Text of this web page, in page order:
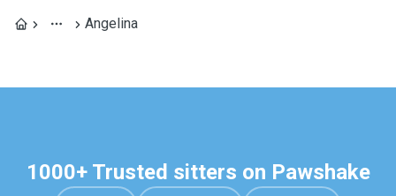
Angelina
1000+ Trusted sitters on Pawshake